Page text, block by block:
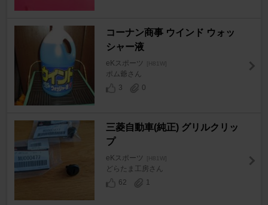
コーナン商事 ウインド ウォッ
シャー液
eKスポーツ [H81W]
ポム爺さん
3
0
三菱自動車(純正) グリルクリッ
プ
eKスポーツ [H81W]
どらたま工房さん
62
1